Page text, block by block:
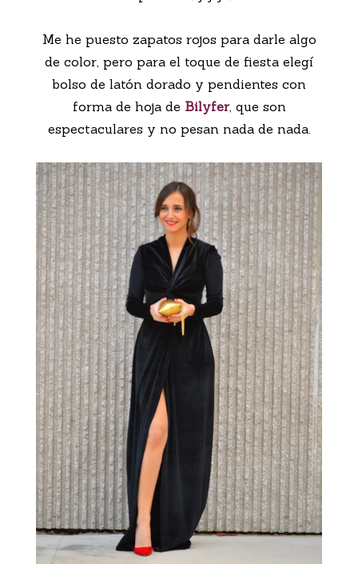
Me he puesto zapatos rojos para darle algo
de color, pero para el toque de fiesta elegí
bolso de latón dorado y pendientes con
forma de hoja de Bilyfer, que son
espectaculares y no pesan nada de nada.